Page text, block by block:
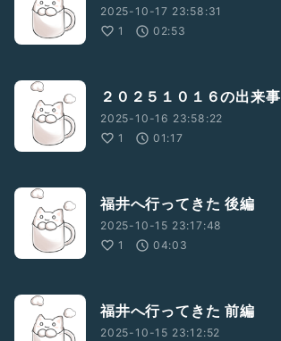
2025-10-17 23:58:31
1
02:53
２０２５１０１６の出来事
2025-10-16 23:58:22
1
01:17
福井へ行ってきた 後編
2025-10-15 23:17:48
1
04:03
福井へ行ってきた 前編
2025-10-15 23:12:52